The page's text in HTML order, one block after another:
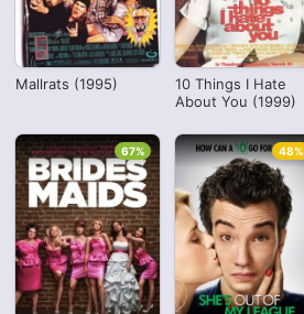
Mallrats (1995)
10 Things I Hate
About You (1999)
67% 48%